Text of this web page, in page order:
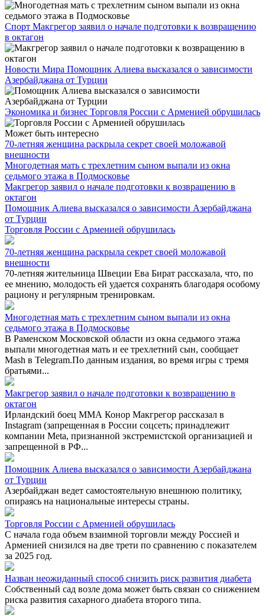
Спорт Макгрегор заявил о начале подготовки к возвращению
в октагон
Новости Мира Помощник Алиева высказался о зависимости
Азербайджана от Турции
Экономика и бизнес Торговля России с Арменией обрушилась
Может быть интересно
70-летняя женщина раскрыла секрет своей моложавой
внешности
Многодетная мать с трехлетним сыном выпали из окна
седьмого этажа в Подмосковье
Макгрегор заявил о начале подготовки к возвращению в
октагон
Помощник Алиева высказался о зависимости Азербайджана
от Турции
Торговля России с Арменией обрушилась
70-летняя женщина раскрыла секрет своей моложавой
внешности
70-летняя жительница Швеции Ева Бират рассказала, что, по
ее мнению, молодость ей удается сохранять благодаря особому
рациону и регулярным тренировкам.
Многодетная мать с трехлетним сыном выпали из окна
седьмого этажа в Подмосковье
В Раменском Московской области из окна седьмого этажа
выпали многодетная мать и ее трехлетний сын, сообщает
Mash в Telegram.По данным издания, во время игры с тремя
братьями...
Макгрегор заявил о начале подготовки к возвращению в
октагон
Ирландский боец ММА Конор Макгрегор рассказал в
Instagram (запрещенная в России соцсеть; принадлежит
компании Meta, признанной экстремистской организацией и
запрещенной в РФ...
Помощник Алиева высказался о зависимости Азербайджана
от Турции
Азербайджан ведет самостоятельную внешнюю политику,
опираясь на национальные интересы страны.
Торговля России с Арменией обрушилась
С начала года объем взаимной торговли между Россией и
Арменией снизился на две трети по сравнению с показателем
за 2025 год.
Назван неожиданный способ снизить риск развития диабета
Собственный сад возле дома может быть связан со снижением
риска развития сахарного диабета второго типа.